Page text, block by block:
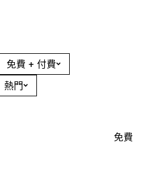
免費 + 付費
熱門
免費